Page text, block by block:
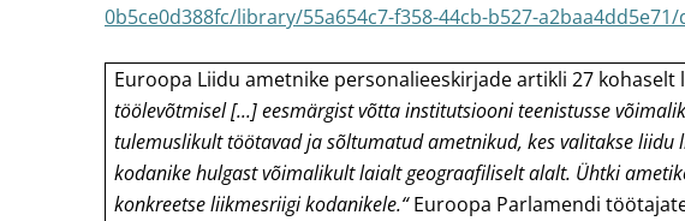
0b5ce0d388fc/library/55a654c7-f358-44cb-b527-
Euroopa Liidu ametnike personalieeskirjade artikli 27
töölevõtmisel [...] eesmärgist võtta institutsiooni teenistusse
tulemuslikult töötavad ja sõltumatud ametnikud, kes valitakse liidu
kodanike hulgast võimalikult laialt geograafiliselt alalt. Ühtki
konkreetse liikmesriigi kodanikele.“Euroopa Parlamendi